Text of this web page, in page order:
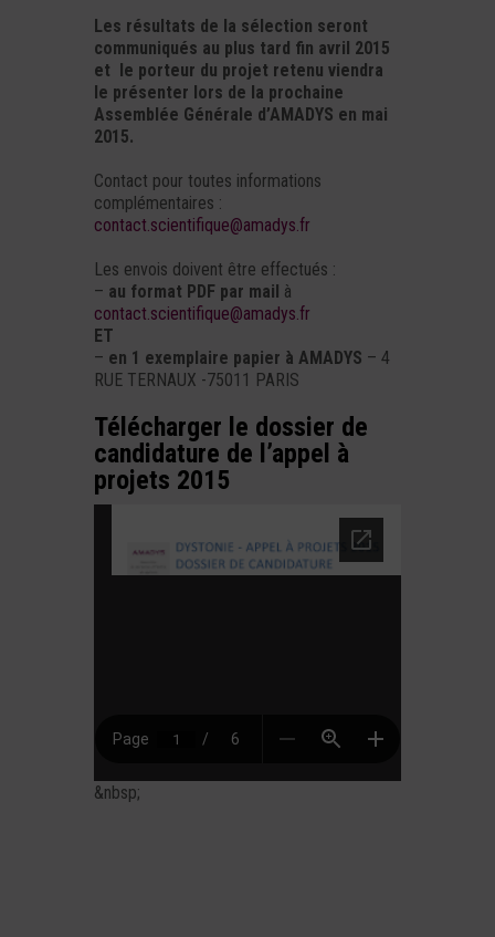
Les résultats de la sélection seront
communiqués au plus tard fin avril 2015
et le porteur du projet retenu viendra
le présenter lors de la prochaine
Assemblée Générale d’AMADYS en mai
2015.
Contact pour toutes informations
complémentaires :
contact.scientifique@amadys.fr
Les envois doivent être effectués :
– au format PDF par mail à
contact.scientifique@amadys.fr
ET
– en 1 exemplaire papier à AMADYS – 4
RUE TERNAUX -75011 PARIS
Télécharger le dossier de
candidature de l’appel à
projets 2015
&nbsp;